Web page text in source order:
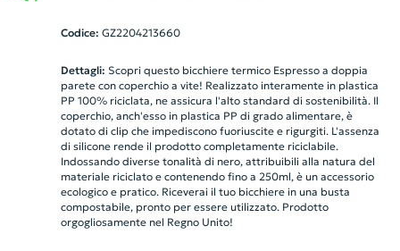
Codice: GZ2204213660
Dettagli: Scopri questo bicchiere termico Espresso a doppia
parete con coperchio a vite! Realizzato interamente in plastica
PP 100% riciclata, ne assicura l'alto standard di sostenibilità. Il
coperchio, anch'esso in plastica PP di grado alimentare, è
dotato di clip che impediscono fuoriuscite e rigurgiti. L'assenza
di silicone rende il prodotto completamente riciclabile.
Indossando diverse tonalità di nero, attribuibili alla natura del
materiale riciclato e contenendo fino a 250ml, è un accessorio
ecologico e pratico. Riceverai il tuo bicchiere in una busta
compostabile, pronto per essere utilizzato. Prodotto
orgogliosamente nel Regno Unito!